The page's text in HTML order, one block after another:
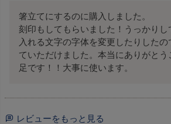
箸立てにするのに購入しました。
刻印もしてもらいました！うっかりし
入れる文字の字体を変更したりしたの
ていただけました。本当にありがと
足です！！大事に使います。
レビューをもっと見る